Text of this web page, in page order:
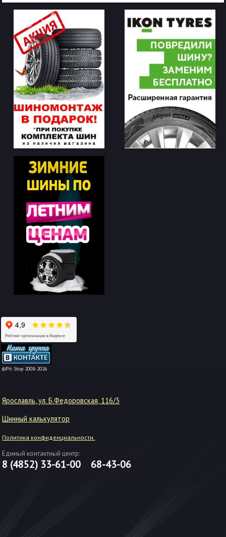
©Pit Stop 2008-2026
-->
Ярославль, ул. Б.Федоровская, 116/3
Шинный калькулятор
Политика конфиденциальности.
Единый контактный центр:
8 (4852) 33-61-00 68-43-06